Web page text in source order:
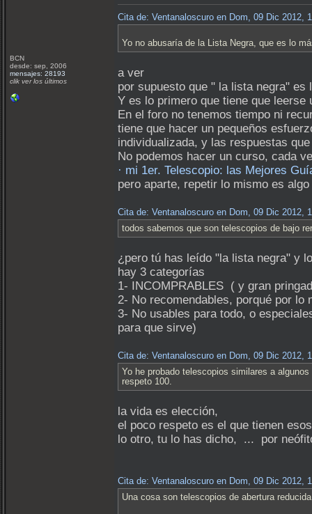
BCN
desde: sep, 2006
mensajes: 28193
clik ver los últimos
Cita de: Ventanaloscuro en Dom, 09 Dic 2012,
Yo no abusaría de la Lista Negra, que es lo
a ver
por supuesto que " la lista negra"
Y es lo primero que tiene que
En el foro no tenemos tiempo ni
tiene que hacer un pequeños
individualizada, y las respuestas
No podemos hacer un curso, cada
· mi 1er. Telescopio: las Mejores
pero aparte, repetir lo mismo es
Cita de: Ventanaloscuro en Dom, 09 Dic 2012,
todos sabemos que son telescopios de bajo
¿pero tú has leído "la lista negra" y
hay 3 categorías
1- INCOMPRABLES ( y gran
2- No recomendables, porqué por lo
3- No usables para todo, o
para que sirve)
Cita de: Ventanaloscuro en Dom, 09 Dic 2012,
Yo he probado telescopios similares a
respeto 100.
la vida es elección,
el poco respeto es el que tienen
lo otro, tu lo has dicho, ... por
Cita de: Ventanaloscuro en Dom, 09 Dic 2012,
Una cosa son telescopios de abertura